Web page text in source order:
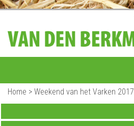
Home > Weekend van het Varken 2017